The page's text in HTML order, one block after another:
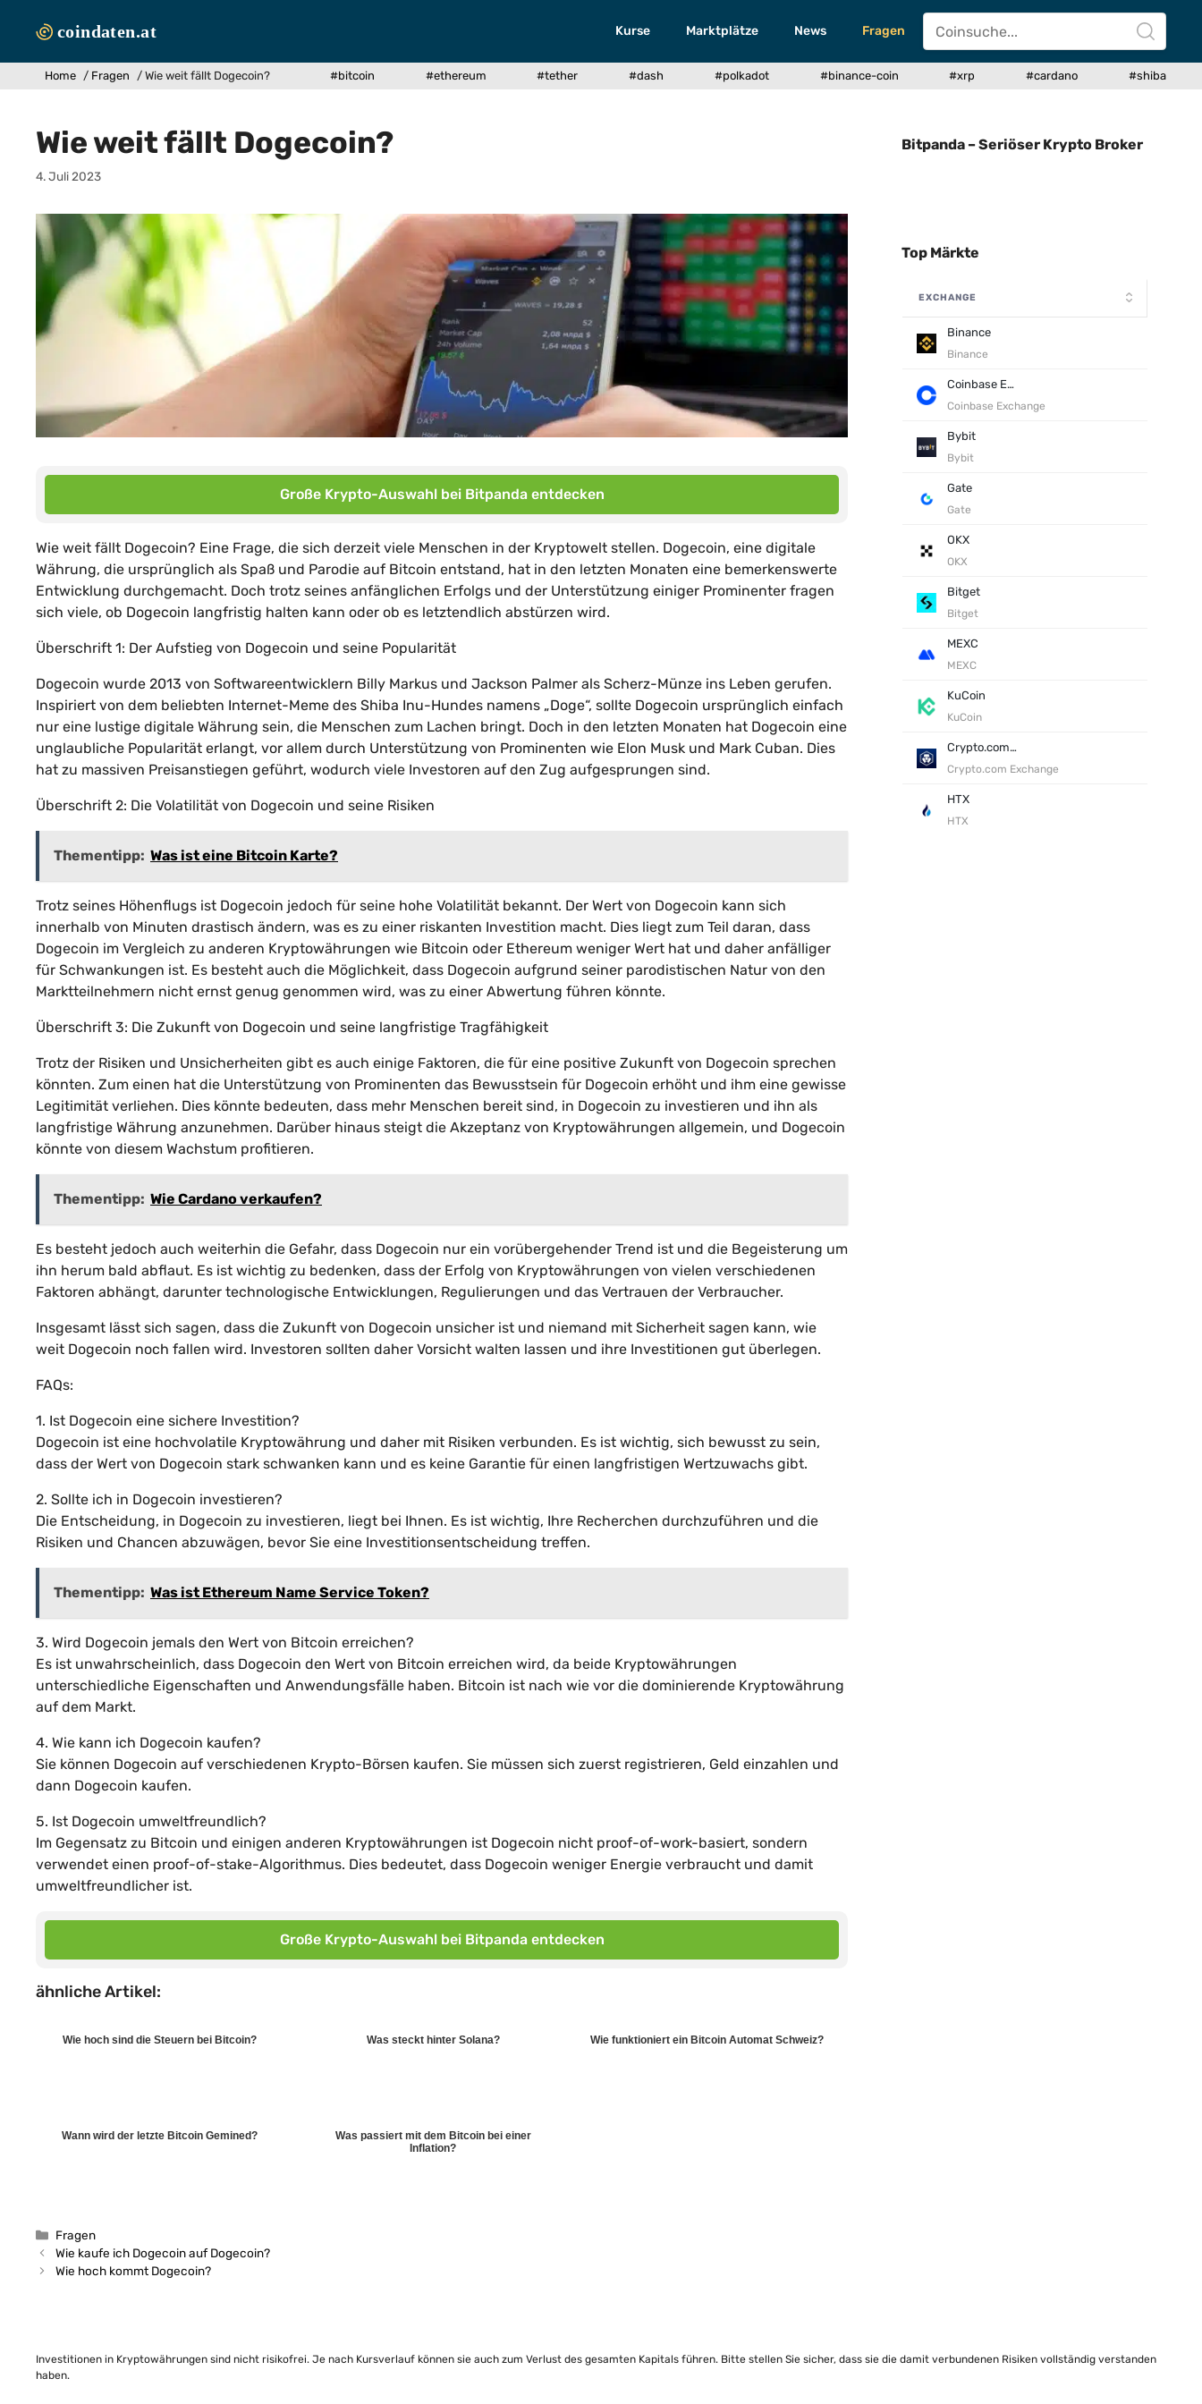
Inhalt
Kurse Marktplätze News Fragen
Home / Fragen / Wie weit fällt Dogecoin? #bitcoin #ethereum #tether #dash #polkadot #binance-coin #xrp #cardano #shiba
Wie weit fällt Dogecoin?
4. Juli 2023
Große Krypto-Auswahl bei Bitpanda entdecken
Wie weit fällt Dogecoin? Eine Frage, die sich derzeit viele Menschen in der Kryptowelt stellen. Dogecoin, eine digitale
Währung, die ursprünglich als Spaß und Parodie auf Bitcoin entstand, hat in den letzten Monaten eine bemerkenswerte
Entwicklung durchgemacht. Doch trotz seines anfänglichen Erfolgs und der Unterstützung einiger Prominenter fragen
sich viele, ob Dogecoin langfristig halten kann oder ob es letztendlich abstürzen wird.
Überschrift 1: Der Aufstieg von Dogecoin und seine Popularität
Dogecoin wurde 2013 von Softwareentwicklern Billy Markus und Jackson Palmer als Scherz-Münze ins Leben gerufen.
Inspiriert von dem beliebten Internet-Meme des Shiba Inu-Hundes namens „Doge“, sollte Dogecoin ursprünglich einfach
nur eine lustige digitale Währung sein, die Menschen zum Lachen bringt. Doch in den letzten Monaten hat Dogecoin eine
unglaubliche Popularität erlangt, vor allem durch Unterstützung von Prominenten wie Elon Musk und Mark Cuban. Dies
hat zu massiven Preisanstiegen geführt, wodurch viele Investoren auf den Zug aufgesprungen sind.
Überschrift 2: Die Volatilität von Dogecoin und seine Risiken
Thementipp: Was ist eine Bitcoin Karte?
Trotz seines Höhenflugs ist Dogecoin jedoch für seine hohe Volatilität bekannt. Der Wert von Dogecoin kann sich
innerhalb von Minuten drastisch ändern, was es zu einer riskanten Investition macht. Dies liegt zum Teil daran, dass
Dogecoin im Vergleich zu anderen Kryptowährungen wie Bitcoin oder Ethereum weniger Wert hat und daher anfälliger
für Schwankungen ist. Es besteht auch die Möglichkeit, dass Dogecoin aufgrund seiner parodistischen Natur von den
Marktteilnehmern nicht ernst genug genommen wird, was zu einer Abwertung führen könnte.
Überschrift 3: Die Zukunft von Dogecoin und seine langfristige Tragfähigkeit
Trotz der Risiken und Unsicherheiten gibt es auch einige Faktoren, die für eine positive Zukunft von Dogecoin sprechen
könnten. Zum einen hat die Unterstützung von Prominenten das Bewusstsein für Dogecoin erhöht und ihm eine gewisse
Legitimität verliehen. Dies könnte bedeuten, dass mehr Menschen bereit sind, in Dogecoin zu investieren und ihn als
langfristige Währung anzunehmen. Darüber hinaus steigt die Akzeptanz von Kryptowährungen allgemein, und Dogecoin
könnte von diesem Wachstum profitieren.
Thementipp: Wie Cardano verkaufen?
Es besteht jedoch auch weiterhin die Gefahr, dass Dogecoin nur ein vorübergehender Trend ist und die Begeisterung um
ihn herum bald abflaut. Es ist wichtig zu bedenken, dass der Erfolg von Kryptowährungen von vielen verschiedenen
Faktoren abhängt, darunter technologische Entwicklungen, Regulierungen und das Vertrauen der Verbraucher.
Insgesamt lässt sich sagen, dass die Zukunft von Dogecoin unsicher ist und niemand mit Sicherheit sagen kann, wie
weit Dogecoin noch fallen wird. Investoren sollten daher Vorsicht walten lassen und ihre Investitionen gut überlegen.
FAQs:
1. Ist Dogecoin eine sichere Investition?
Dogecoin ist eine hochvolatile Kryptowährung und daher mit Risiken verbunden. Es ist wichtig, sich bewusst zu sein,
dass der Wert von Dogecoin stark schwanken kann und es keine Garantie für einen langfristigen Wertzuwachs gibt.
2. Sollte ich in Dogecoin investieren?
Die Entscheidung, in Dogecoin zu investieren, liegt bei Ihnen. Es ist wichtig, Ihre Recherchen durchzuführen und die
Risiken und Chancen abzuwägen, bevor Sie eine Investitionsentscheidung treffen.
Thementipp: Was ist Ethereum Name Service Token?
3. Wird Dogecoin jemals den Wert von Bitcoin erreichen?
Es ist unwahrscheinlich, dass Dogecoin den Wert von Bitcoin erreichen wird, da beide Kryptowährungen
unterschiedliche Eigenschaften und Anwendungsfälle haben. Bitcoin ist nach wie vor die dominierende Kryptowährung
auf dem Markt.
4. Wie kann ich Dogecoin kaufen?
Sie können Dogecoin auf verschiedenen Krypto-Börsen kaufen. Sie müssen sich zuerst registrieren, Geld einzahlen und
dann Dogecoin kaufen.
5. Ist Dogecoin umweltfreundlich?
Im Gegensatz zu Bitcoin und einigen anderen Kryptowährungen ist Dogecoin nicht proof-of-work-basiert, sondern
verwendet einen proof-of-stake-Algorithmus. Dies bedeutet, dass Dogecoin weniger Energie verbraucht und damit
umweltfreundlicher ist.
Große Krypto-Auswahl bei Bitpanda entdecken
ähnliche Artikel:
Wie hoch sind die Steuern bei Bitcoin? Was steckt hinter Solana? Wie funktioniert ein Bitcoin Automat Schweiz?
Wann wird der letzte Bitcoin Gemined?
Was passiert mit dem Bitcoin bei einer
Inflation?
Kategorien
Fragen
Wie kaufe ich Dogecoin auf Dogecoin?
Wie hoch kommt Dogecoin?
Bitpanda – Seriöser Krypto Broker
Top Märkte
EXCHANGE
Binance
Binance
Coinbase Exchange
Coinbase Exchange
Bybit
Bybit
Gate
Gate
OKX
OKX
Bitget
Bitget
MEXC
MEXC
KuCoin
KuCoin
Crypto.com Exchange
Crypto.com Exchange
HTX
HTX
Investitionen in Kryptowährungen sind nicht risikofrei. Je nach Kursverlauf können sie auch zum Verlust des gesamten Kapitals führen. Bitte stellen Sie sicher, dass sie die damit verbundenen Risiken vollständig verstanden
haben.